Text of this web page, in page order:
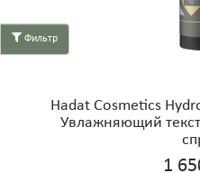
Hadat Cosmetics
Увлажняющий
1
Фильтр